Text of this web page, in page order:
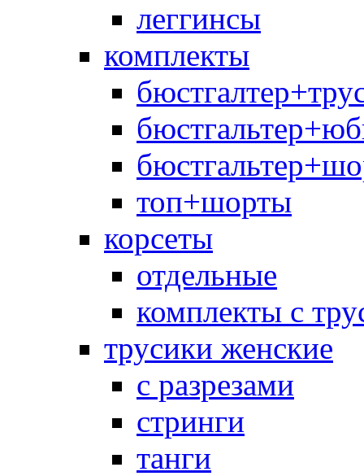
леггинсы
комплекты
топ+шорты
корсеты
отдельные
комплекты с
трусики женские
с разрезами
стринги
танги